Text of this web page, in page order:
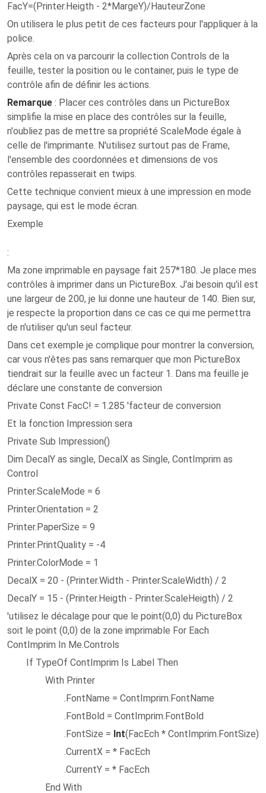
FacY=(Printer.Heigth - 2*MargeY)/HauteurZone
On utilisera le plus petit de ces facteurs pour l'appliquer à la
police.
Après cela on va parcourir la collection Controls de la
feuille, tester la position ou le container, puis le type de
contrôle afin de définir les actions.
Remarque : Placer ces contrôles dans un PictureBox
simplifie la mise en place des contrôles sur la feuille,
n'oubliez pas de mettre sa propriété ScaleMode égale à
celle de l'imprimante. N'utilisez surtout pas de Frame,
l'ensemble des coordonnées et dimensions de vos
contrôles repasserait en twips.
Cette technique convient mieux à une impression en mode
paysage, qui est le mode écran.
Exemple
:
Ma zone imprimable en paysage fait 257*180. Je place mes
contrôles à imprimer dans un PictureBox. J'ai besoin qu'il est
une largeur de 200, je lui donne une hauteur de 140. Bien sur,
je respecte la proportion dans ce cas ce qui me permettra
de n'utiliser qu'un seul facteur.
Dans cet exemple je complique pour montrer la conversion,
car vous n'êtes pas sans remarquer que mon PictureBox
tiendrait sur la feuille avec un facteur 1. Dans ma feuille je
déclare une constante de conversion
Private Const FacC! = 1.285 'facteur de conversion
Et la fonction Impression sera
Private Sub Impression()
Dim DecalY as single, DecalX as Single, ContImprim as
Control
Printer.ScaleMode = 6
Printer.Orientation = 2
Printer.PaperSize = 9
Printer.PrintQuality = -4
Printer.ColorMode = 1
DecalX = 20 - (Printer.Width - Printer.ScaleWidth) / 2
DecalY = 15 - (Printer.Heigth - Printer.ScaleHeigth) / 2
'utilisez le décalage pour que le point(0,0) du PictureBox
soit le point (0,0) de la zone imprimable For Each
ContImprim In Me.Controls
If TypeOf ContImprim Is Label Then
With Printer
.FontName = ContImprim.FontName
.FontBold = ContImprim.FontBold
.FontSize = Int(FacEch * ContImprim.FontSize)
.CurrentX = * FacEch
.CurrentY = * FacEch
End With